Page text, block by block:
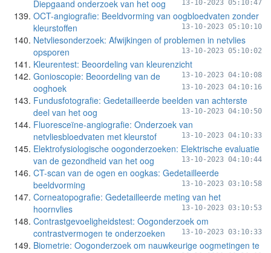
Diepgaand onderzoek van het oog
13-10-2023 05:10:47
OCT-angiografie: Beeldvorming van oogbloedvaten zonder
kleurstoffen
13-10-2023 05:10:10
Netvliesonderzoek: Afwijkingen of problemen in netvlies
opsporen
13-10-2023 05:10:02
Kleurentest: Beoordeling van kleurenzicht
13-10-2023 04:10:08
Gonioscopie: Beoordeling van de
ooghoek
13-10-2023 04:10:16
Fundusfotografie: Gedetailleerde beelden van achterste
deel van het oog
13-10-2023 04:10:50
Fluoresceïne-angiografie: Onderzoek van
netvliesbloedvaten met kleurstof
13-10-2023 04:10:33
Elektrofysiologische oogonderzoeken: Elektrische evaluatie
van de gezondheid van het oog
13-10-2023 04:10:44
CT-scan van de ogen en oogkas: Gedetailleerde
beeldvorming
13-10-2023 03:10:58
Corneatopografie: Gedetailleerde meting van het
hoornvlies
13-10-2023 03:10:53
Contrastgevoeligheidstest: Oogonderzoek om
contrastvermogen te onderzoeken
13-10-2023 03:10:33
Biometrie: Oogonderzoek om nauwkeurige oogmetingen te